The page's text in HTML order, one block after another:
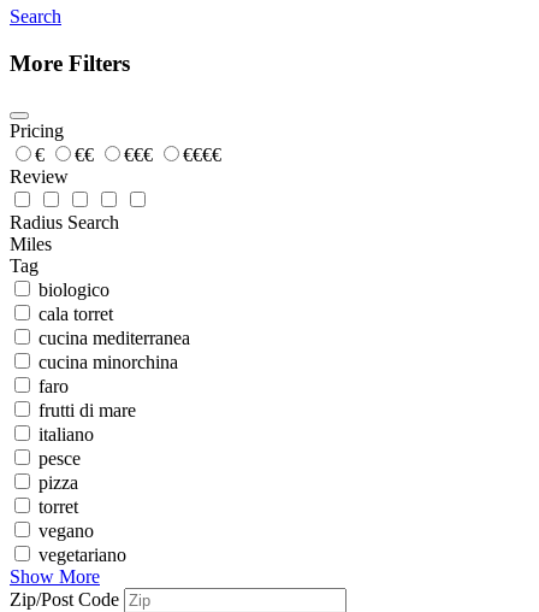
Search
More Filters
Pricing
€
€€ €€€
€€€€
Review
Radius Search
Miles
Tag
biologico
cala torret
cucina mediterranea
cucina minorchina
faro
frutti di mare
italiano
pesce
pizza
torret
vegano
vegetariano
Show More
Zip/Post Code